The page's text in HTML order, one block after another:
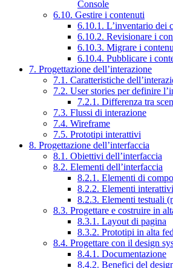
Console
6.10. Gestire i contenuti
6.10.1. L’inventario dei
6.10.2. Revisionare i
6.10.3. Migrare i
6.10.4. Pubblicare i
7. Progettazione dell’interazione
7.1. Caratteristiche
7.2. User stories per definire
7.2.1. Differenza tra
7.3. Flussi di interazione
7.4. Wireframe
7.5. Prototipi interattivi
8. Progettazione dell’interfaccia
8.1. Obiettivi dell’interfaccia
8.2. Elementi dell’interfaccia
8.2.1. Elementi di
8.2.2. Elementi interattivi
8.2.3. Elementi testuali
8.3. Progettare e costruire in
8.3.1. Layout di pagina
8.3.2. Prototipi in alta
8.4. Progettare con il design
8.4.1. Documentazione
8.4.2. Benefici del